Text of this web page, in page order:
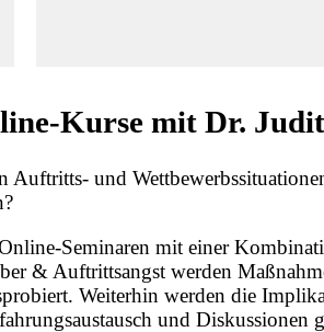
Kurse mit Dr.
und
Seminaren mit einer
& Auftrittsangst werden
Weiterhin werden die
und Diskussionen